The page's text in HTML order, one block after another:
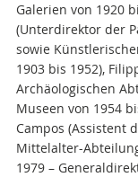
Galerien von 1920
(Unterdirektor der
sowie
1903 bis 1952),
Archäologischen
Museen von 1954
Campos (Assistent
Mittelalter-
1979 –